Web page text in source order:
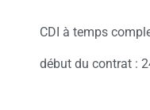
CDI à temps
début du contrat :